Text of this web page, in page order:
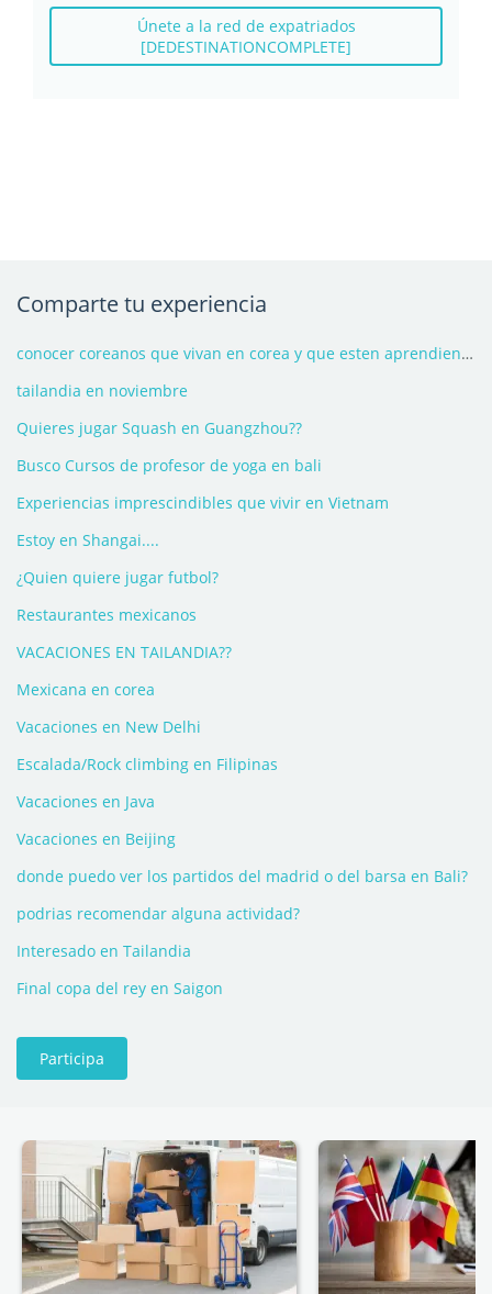
Únete a la red de expatriados
[DEDESTINATIONCOMPLETE]
Comparte tu experiencia
conocer coreanos que vivan en corea y que esten aprendiendo español
tailandia en noviembre
Quieres jugar Squash en Guangzhou??
Busco Cursos de profesor de yoga en bali
Experiencias imprescindibles que vivir en Vietnam
Estoy en Shangai....
¿Quien quiere jugar futbol?
Restaurantes mexicanos
VACACIONES EN TAILANDIA??
Mexicana en corea
Vacaciones en New Delhi
Escalada/Rock climbing en Filipinas
Vacaciones en Java
Vacaciones en Beijing
donde puedo ver los partidos del madrid o del barsa en Bali?
podrias recomendar alguna actividad?
Interesado en Tailandia
Final copa del rey en Saigon
Participa